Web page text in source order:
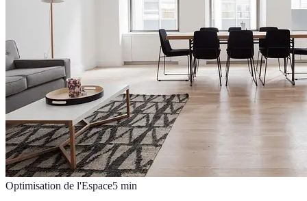
Optimisation de l'Espace5 min